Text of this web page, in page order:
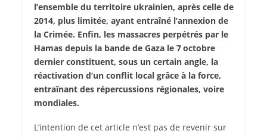
l’ensemble du territoire ukrainien, après celle de
2014, plus limitée, ayant entraîné l’annexion de
la Crimée. Enfin, les massacres perpétrés par le
Hamas depuis la bande de Gaza le 7 octobre
dernier constituent, sous un certain angle, la
réactivation d’un conflit local grâce à la force,
entraînant des répercussions régionales, voire
mondiales.
L’intention de cet article n’est pas de revenir sur